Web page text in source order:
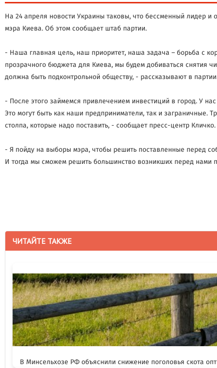
ЧИТАЙТЕ ТАКЖЕ
В Минсельхозе РФ объяснили снижение поголовья скота
На 24 апреля новости Украины таковы, что бессменный лидер и
мэра Киева. Об этом сообщает штаб партии.
- Наша главная цель, наш приоритет, наша задача – борьба с
прозрачного бюджета для Киева, мы будем добиваться снятия
должна быть подконтрольной обществу, - рассказывают в
- После этого займемся привлечением инвестиций в город. У
Это могут быть как наши предприниматели, так и
столпа, которые надо поставить, - сообщает пресс-центр Кличко.
- Я пойду на выборы мэра, чтобы решить поставленные перед
И тогда мы сможем решить большинство возникших перед